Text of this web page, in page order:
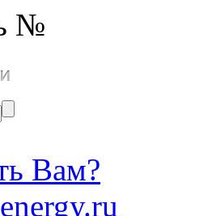
№
Вам?